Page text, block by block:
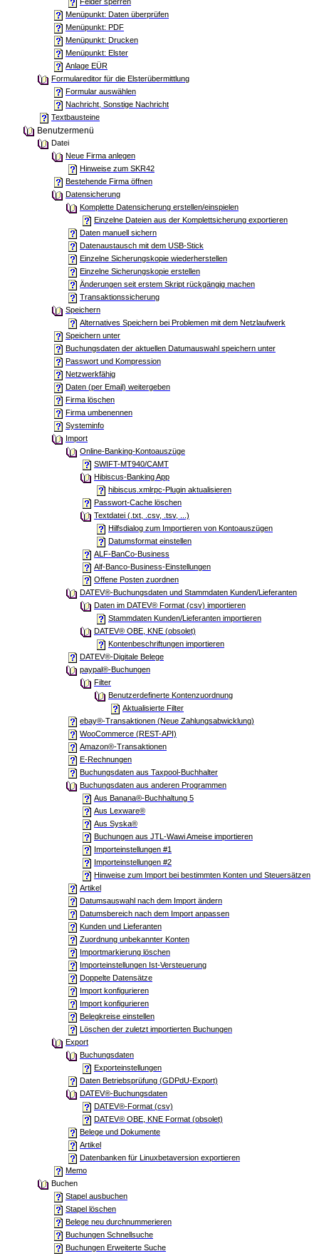
Menüpunkt: Daten überprüfen
Menüpunkt: PDF
Menüpunkt: Drucken
Menüpunkt: Elster
Anlage EÜR
Formulareditor für die Elsterübermittlung
Formular auswählen
Nachricht, Sonstige Nachricht
Textbausteine
Benutzermenü
Datei
Neue Firma anlegen
Hinweise zum SKR42
Bestehende Firma öffnen
Datensicherung
Komplette Datensicherung erstellen/einspielen
Einzelne Dateien aus der Komplettsicherung exportieren
Daten manuell sichern
Datenaustausch mit dem USB-Stick
Einzelne Sicherungskopie wiederherstellen
Einzelne Sicherungskopie erstellen
Änderungen seit erstem Skript rückgängig machen
Transaktionssicherung
Speichern
Alternatives Speichern bei Problemen mit dem Netzlaufwerk
Speichern unter
Buchungsdaten der aktuellen Datumauswahl speichern unter
Passwort und Kompression
Netzwerkfähig
Daten (per Email) weitergeben
Firma löschen
Firma umbenennen
Systeminfo
Import
Online-Banking-Kontoauszüge
SWIFT-MT940/CAMT
Hibiscus-Banking App
hibiscus.xmlrpc-Plugin aktualisieren
Passwort-Cache löschen
Textdatei (.txt, .csv, .tsv, ...)
Hilfsdialog zum Importieren von Kontoauszügen
Datumsformat einstellen
ALF-BanCo-Business
Alf-Banco-Business-Einstellungen
Offene Posten zuordnen
DATEV®-Buchungsdaten und Stammdaten Kunden/Lieferanten
Daten im DATEV® Format (csv) importieren
Stammdaten Kunden/Lieferanten importieren
DATEV® OBE, KNE (obsolet)
Kontenbeschriftungen importieren
DATEV®-Digitale Belege
paypal®-Buchungen
Filter
Benutzerdefinerte Kontenzuordnung
Aktualisierte Filter
ebay®-Transaktionen (Neue Zahlungsabwicklung)
WooCommerce (REST-API)
Amazon®-Transaktionen
E-Rechnungen
Buchungsdaten aus Taxpool-Buchhalter
Buchungsdaten aus anderen Programmen
Aus Banana®-Buchhaltung 5
Aus Lexware®
Aus Syska®
Buchungen aus JTL-Wawi Ameise importieren
Importeinstellungen #1
Importeinstellungen #2
Hinweise zum Import bei bestimmten Konten und Steuersätzen
Artikel
Datumsauswahl nach dem Import ändern
Datumsbereich nach dem Import anpassen
Kunden und Lieferanten
Zuordnung unbekannter Konten
Importmarkierung löschen
Importeinstellungen Ist-Versteuerung
Doppelte Datensätze
Import konfigurieren
Import konfigurieren
Belegkreise einstellen
Löschen der zuletzt importierten Buchungen
Export
Buchungsdaten
Exporteinstellungen
Daten Betriebsprüfung (GDPdU-Export)
DATEV®-Buchungsdaten
DATEV®-Format (csv)
DATEV® OBE, KNE Format (obsolet)
Belege und Dokumente
Artikel
Datenbanken für Linuxbetaversion exportieren
Memo
Buchen
Stapel ausbuchen
Stapel löschen
Belege neu durchnummerieren
Buchungen Schnellsuche
Buchungen Erweiterte Suche